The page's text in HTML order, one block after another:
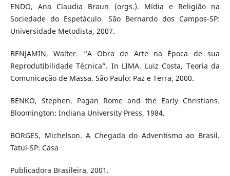
ENDO, Ana Claudia Braun (orgs.). Mídia e Religião na
Sociedade do Espetáculo. São Bernardo dos Campos-SP:
Universidade Metodista, 2007.
BENJAMIN, Walter. “A Obra de Arte na Época de sua
Reprodutibilidade Técnica”. In LIMA. Luiz Costa, Teoria da
Comunicação de Massa. São Paulo: Paz e Terra, 2000.
BENKO, Stephen. Pagan Rome and the Early Christians.
Bloomington: Indiana University Press, 1984.
BORGES, Michelson. A Chegada do Adventismo ao Brasil.
Tatuí-SP: Casa
Publicadora Brasileira, 2001.